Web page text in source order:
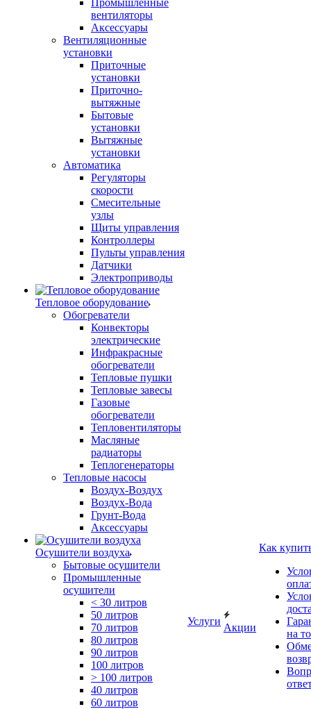
Промышленные
вентиляторы
Аксессуары
Вентиляционные
установки
Приточные
установки
Приточно-
вытяжные
Бытовые
установки
Вытяжные
установки
Автоматика
Регуляторы
скорости
Смесительные
узлы
Щиты управления
Контроллеры
Пульты управления
Датчики
Электроприводы
Тепловое оборудование
Обогреватели
Конвекторы
электрические
Инфракрасные
обогреватели
Тепловые пушки
Тепловые завесы
Газовые
обогреватели
Тепловентиляторы
Масляные
радиаторы
Теплогенераторы
Тепловые насосы
Воздух-Воздух
Воздух-Вода
Грунт-Вода
Аксессуары
Осушители воздуха
Бытовые осушители
Промышленные
осушители
< 30 литров
50 литров
70 литров
80 литров
90 литров
100 литров
> 100 литров
40 литров
60 литров
Услуги
Акции
Как
на